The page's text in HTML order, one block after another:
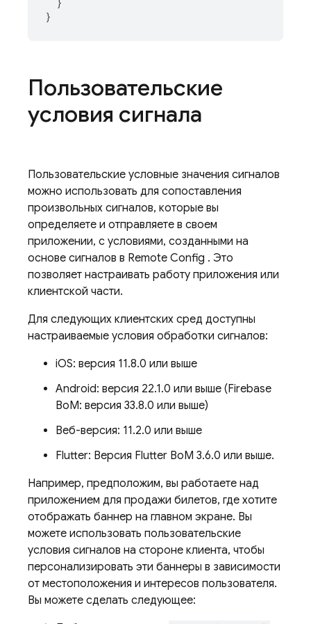
}
Пользовательские
условия сигнала
Пользовательские условные значения сигналов
можно использовать для сопоставления
произвольных сигналов, которые вы
определяете и отправляете в своем
приложении, с условиями, созданными на
основе сигналов в Remote Config . Это
позволяет настраивать работу приложения или
клиентской части.
Для следующих клиентских сред доступны
настраиваемые условия обработки сигналов:
iOS: версия 11.8.0 или выше
Android: версия 22.1.0 или выше (Firebase
BoM: версия 33.8.0 или выше)
Веб-версия: 11.2.0 или выше
Flutter: Версия Flutter BoM 3.6.0 или выше.
Например, предположим, вы работаете над
приложением для продажи билетов, где хотите
отображать баннер на главном экране. Вы
можете использовать пользовательские
условия сигналов на стороне клиента, чтобы
персонализировать эти баннеры в зависимости
от местоположения и интересов пользователя.
Вы можете сделать следующее: